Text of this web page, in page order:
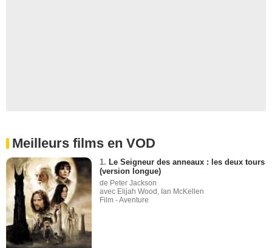
Meilleurs films en VOD
1. Le Seigneur des anneaux : les deux tours
(version longue)
de Peter Jackson
avec Elijah Wood, Ian McKellen
Film - Aventure